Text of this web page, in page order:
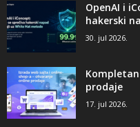
OpenAI i
hakerski
30. jul 2026.
prodaje
17. jul 2026.